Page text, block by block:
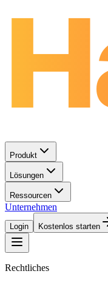
Produkt
Lösungen
Ressourcen
Unternehmen
Login Kostenlos starten
Rechtliches